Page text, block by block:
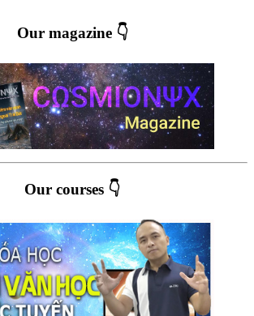
Our magazine 👇
Our courses 👇